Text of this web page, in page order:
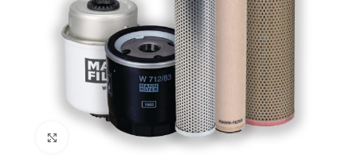
Povećajte sliku